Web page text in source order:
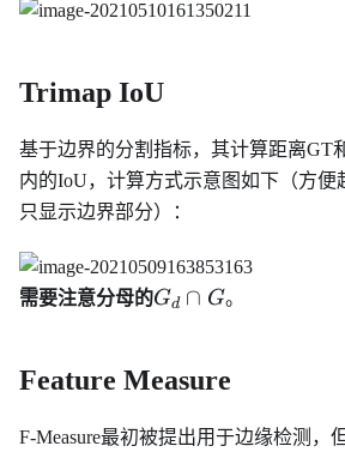
Trimap IoU
基于边界的分割指标，其计算距离GT
内的IoU，计算方式示意图如下（方便
只显示边界部分）：
需要注意分母的G_d\cap
Gd ∩ G。
Feature Measure
F-Measure最初被提出用于边缘检测，